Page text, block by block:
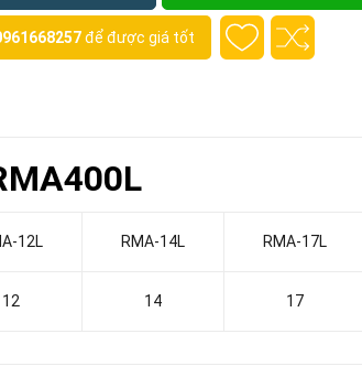
để được giá tốt
12L RMA-14L RMA-17L
12 14 17